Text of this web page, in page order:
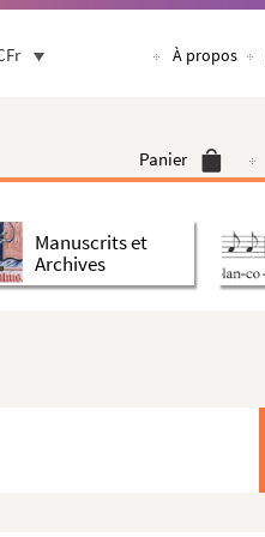
À propos
Panier
Manuscrits et
Archives